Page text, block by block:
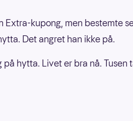
Extra-kupong, men bestemte
Det angret han ikke på.
hytta. Livet er bra nå. Tusen